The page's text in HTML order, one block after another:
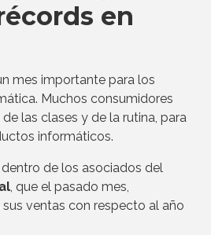
en
mes importante para los
Muchos consumidores
las clases y de la rutina, para
informáticos.
de los asociados del
, que el pasado mes,
ventas con respecto al año